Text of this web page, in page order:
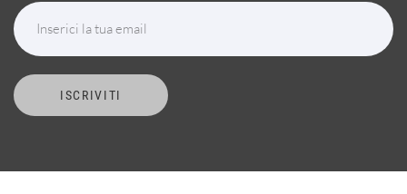
Inserici la tua email
ISCRIVITI